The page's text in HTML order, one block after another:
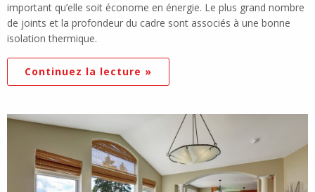
important qu’elle soit économe en énergie. Le plus grand nombre
de joints et la profondeur du cadre sont associés à une bonne
isolation thermique.
Continuez la lecture »